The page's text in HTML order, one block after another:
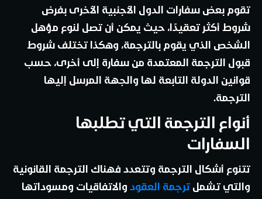
تقوم بعض سفارات الدول الأجنبية الأخرى بفرض
شروط أكثر تعقيدًا، حيث يمكن أن تصل لنوع مؤهل
الشخص الذي يقوم بالترجمة، وهكذا تختلف شروط
قبول الترجمة المعتمدة من سفارة إلى أخرى، حسب
قوانين الدولة التابعة لها والجهة المرسل إليها
الترجمة.
أنواع الترجمة التي تطلبها
السفارات
تتنوع أشكال الترجمة وتتعدد فهناك الترجمة القانونية
والتي تشمل ترجمة العقود والاتفاقيات ومسوداتها